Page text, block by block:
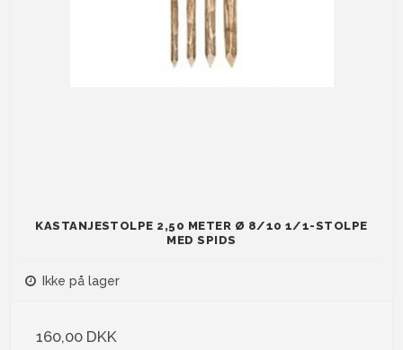
KASTANJESTOLPE 2,50 METER Ø 8/10 1/1-STOLPE
MED SPIDS
Ikke på lager
160,00 DKK